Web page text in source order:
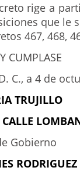
rige a
que le
467, 468,
CUMPLASE
C., a 4 de
TRUJILLO
Gobierno
RODRIGUEZ